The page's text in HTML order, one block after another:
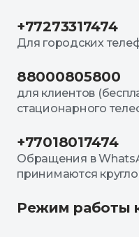
+77273317474
Для городских
88000805800
для клиентов
стационарного
+77018017474
Обращения в
принимаются
Режим работы